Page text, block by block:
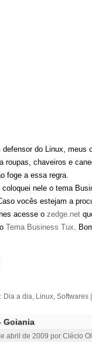
defensor do Linux, meus
roupas, chaveiros e
foge a essa regra.
coloquei nele o tema
vocês estejam a
acesse o zedge.net
Tema Business Tux.
Dia a dia, Linux, Softwares
Goiania
abril de 2009 por Clécio